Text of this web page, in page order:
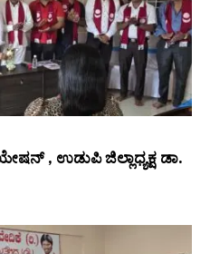
, ಉಡುಪಿ ಜಿಲ್ಲಾಧ್ಯಕ್ಷ ಡಾ.